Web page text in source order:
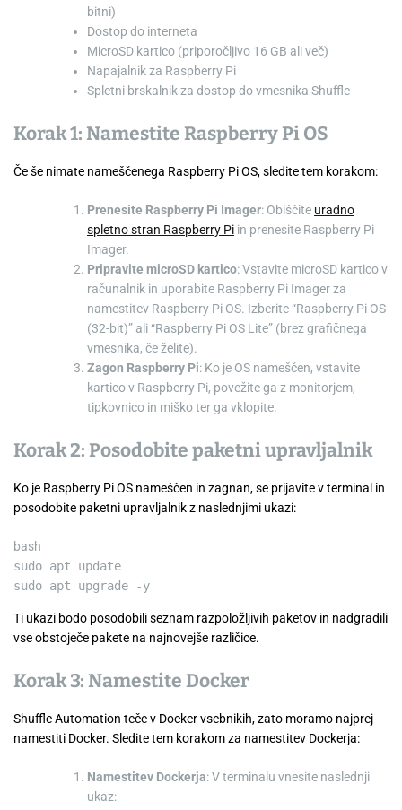
bitni)
Dostop do interneta
MicroSD kartico (priporočljivo 16 GB ali več)
Napajalnik za Raspberry Pi
Spletni brskalnik za dostop do vmesnika Shuffle
Korak 1: Namestite Raspberry Pi OS
Če še nimate nameščenega Raspberry Pi OS, sledite tem korakom:
Prenesite Raspberry Pi Imager: Obiščite uradno
spletno stran Raspberry Pi in prenesite Raspberry Pi
Imager.
Pripravite microSD kartico: Vstavite microSD kartico v
računalnik in uporabite Raspberry Pi Imager za
namestitev Raspberry Pi OS. Izberite “Raspberry Pi OS
(32-bit)” ali “Raspberry Pi OS Lite” (brez grafičnega
vmesnika, če želite).
Zagon Raspberry Pi: Ko je OS nameščen, vstavite
kartico v Raspberry Pi, povežite ga z monitorjem,
tipkovnico in miško ter ga vklopite.
Korak 2: Posodobite paketni upravljalnik
Ko je Raspberry Pi OS nameščen in zagnan, se prijavite v terminal in
posodobite paketni upravljalnik z naslednjimi ukazi:
bash
sudo apt update
sudo apt upgrade -y
Ti ukazi bodo posodobili seznam razpoložljivih paketov in nadgradili
vse obstoječe pakete na najnovejše različice.
Korak 3: Namestite Docker
Shuffle Automation teče v Docker vsebnikih, zato moramo najprej
namestiti Docker. Sledite tem korakom za namestitev Dockerja:
Namestitev Dockerja: V terminalu vnesite naslednji
ukaz: